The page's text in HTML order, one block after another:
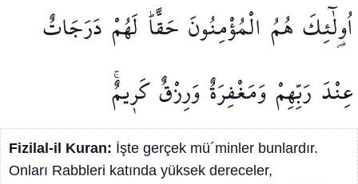
اُو۬لٰٓئِكَ هُمُ الْمُؤْمِنُونَ حَقًّاۜ لَهُمْ دَرَجَاتٌ
عِنْدَ رَبِّهِمْوَمَغْفِرَةٌوَرِزْقٌكَر۪يمٌۚ
Fizilal-il Kuran: İşte gerçek mü´minler bunlardır.
Onları Rabbleri katında yüksek dereceler,